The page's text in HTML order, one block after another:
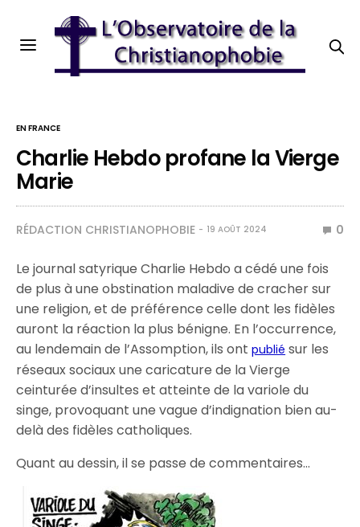
EN FRANCE
Charlie Hebdo profane la Vierge
Marie
RÉDACTION CHRISTIANOPHOBIE 19 AOÛT 2024 0
Le journal satyrique Charlie Hebdo a cédé une fois
de plus à une obstination maladive de cracher sur
une religion, et de préférence celle dont les fidèles
auront la réaction la plus bénigne. En l’occurrence,
au lendemain de l’Assomption, ils ontpublié sur les
réseaux sociaux une caricature de la Vierge
ceinturée d’insultes et atteinte de la variole du
singe, provoquant une vague d’indignation bien au-
delà des fidèles catholiques.
Quant au dessin, il se passe de commentaires…